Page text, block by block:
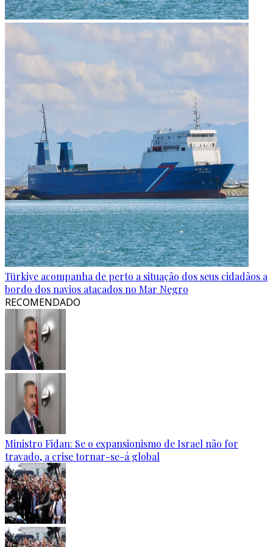
Türkiye acompanha de perto a situação dos seus cidadãos a
bordo dos navios atacados no Mar Negro
RECOMENDADO
Ministro Fidan: Se o expansionismo de Israel não for
travado, a crise tornar-se-á global